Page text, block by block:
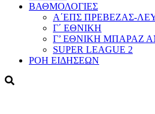
ΒΑΘΜΟΛΟΓΙΕΣ
Α΄ΕΠΣ ΠΡΕΒΕΖΑΣ-
Γ΄ ΕΘΝΙΚΗ
Γ’ ΕΘΝΙΚΗ ΜΠΑΡΑΖ
SUPER LEAGUE 2
ΡΟΗ ΕΙΔΗΣΕΩΝ